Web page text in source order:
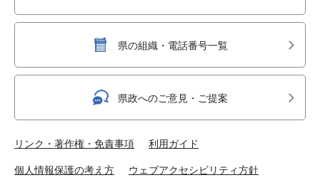
県の組織・電話番号一覧
県政へのご意見・ご提案
リンク・著作権・免責事項 利用ガイド
個人情報保護の考え方 ウェブアクセシビリティ方針